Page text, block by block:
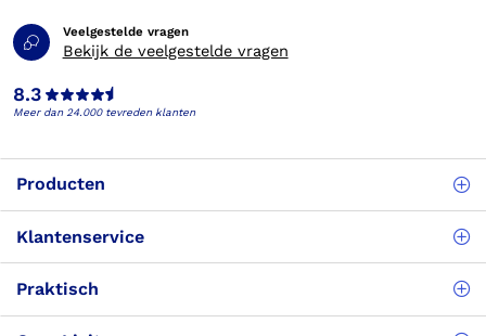
Veelgestelde vragen
Bekijk de veelgestelde vragen
8.3
Meer dan 24.000 tevreden klanten
Producten
Klantenservice
Praktisch